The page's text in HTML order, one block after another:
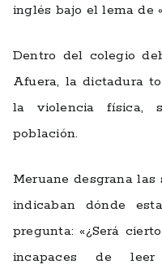
inglés bajo el lema de
Dentro del colegio
Afuera, la dictadura
la violencia física,
población.
Meruane desgrana
indicaban dónde
pregunta: «¿Será
incapaces de